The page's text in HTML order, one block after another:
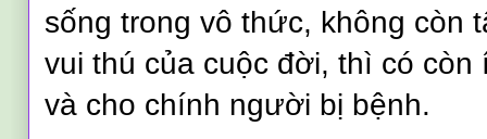
sống trong vô thức, không còn
vui thú của cuộc đời, thì có
và cho chính người bị bệnh.